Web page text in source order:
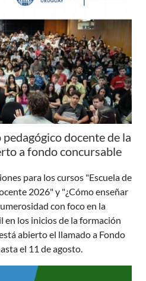
docente de la
a fondo concursable
para los cursos "Escuela de
2026" y "¿Cómo enseñar
con foco en la
los inicios de la formación
abierto el llamado a Fondo
el 11 de agosto.